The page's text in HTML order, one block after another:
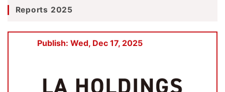
Reports 2025
Publish: Wed, Dec 17, 2025